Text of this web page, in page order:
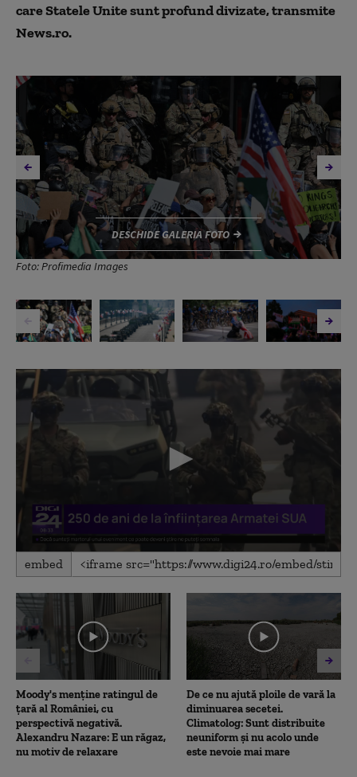
care Statele Unite sunt profund divizate, transmite
News.ro.
Foto: Profimedia Images
DESCHIDE GALERIA FOTO
0
seconds
4
minutes,
29
seconds
embed
Moody's menține ratingul de
țară al României, cu
perspectivă negativă.
Alexandru Nazare: E un răgaz,
nu motiv de relaxare
De ce nu ajută ploile de vară la
diminuarea secetei.
Climatolog: Sunt distribuite
neuniform și nu acolo unde
este nevoie mai mare